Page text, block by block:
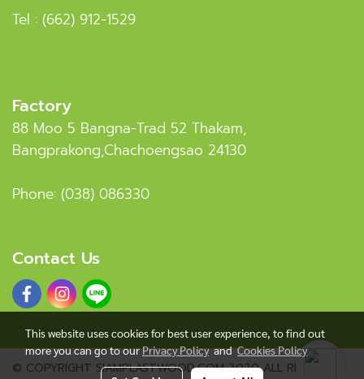
Tel : (662) 912-1529
Factory
88 Moo 5 Bangna-Trad 52 Thakam,
Bangprakong,Chachoengsao 24130
Phone: (038) 086330
Contact Us
© COPYRIGHT SIAMPLASTWOOD.COM 2020 ALL RIGHTS
This website uses cookies for best user experience, to find out
more you can go to ourPrivacy PolicyandCookies Policy